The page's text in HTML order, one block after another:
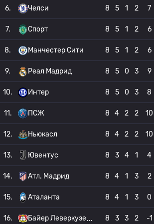
6. Челси 8 5 1 2 7
7. Спорт 8 5 1 2 6
8. Манчестер Сити 8 5 1 2 6
9. Реал Мадрид 8 5 0 3 9
10. Интер 8 5 0 3 8
11. ПСЖ 8 4 2 2 10
12. Ньюкасл 8 4 2 2 10
13. Ювентус 8 3 4 1 4
14. Атл. Мадрид 8 4 1 3 2
15. Аталанта 8 4 1 3 0
16. Байер Леверкузе 8 3 3 2 -1